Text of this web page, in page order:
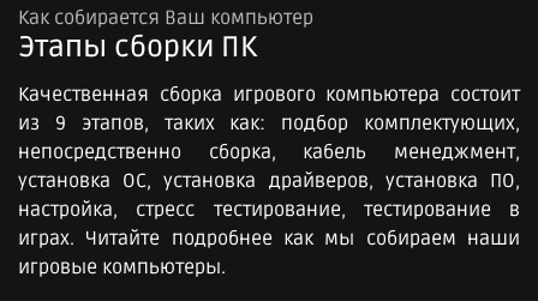
Как собирается Ваш компьютер
Этапы сборки ПК​
Качественная сборка игрового компьютера состоит
из 9 этапов, таких как: подбор комплектующих,
непосредственно сборка, кабель менеджмент,
установка ОС, установка драйверов, установка ПО,
настройка, стресс тестирование, тестирование в
играх. Читайте подробнее как мы собираем наши
игровые компьютеры.